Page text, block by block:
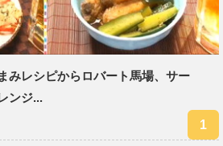
みレシピからロバート馬場、サー
ンジ...